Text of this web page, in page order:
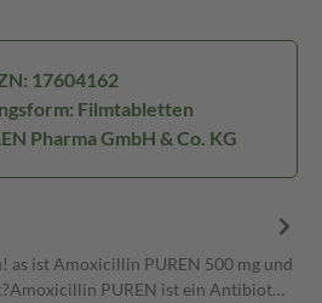
17604162
Filmtabletten
Pharma GmbH & Co. KG
as ist Amoxicillin PUREN 500 mg und
PUREN ist ein Antibiot…